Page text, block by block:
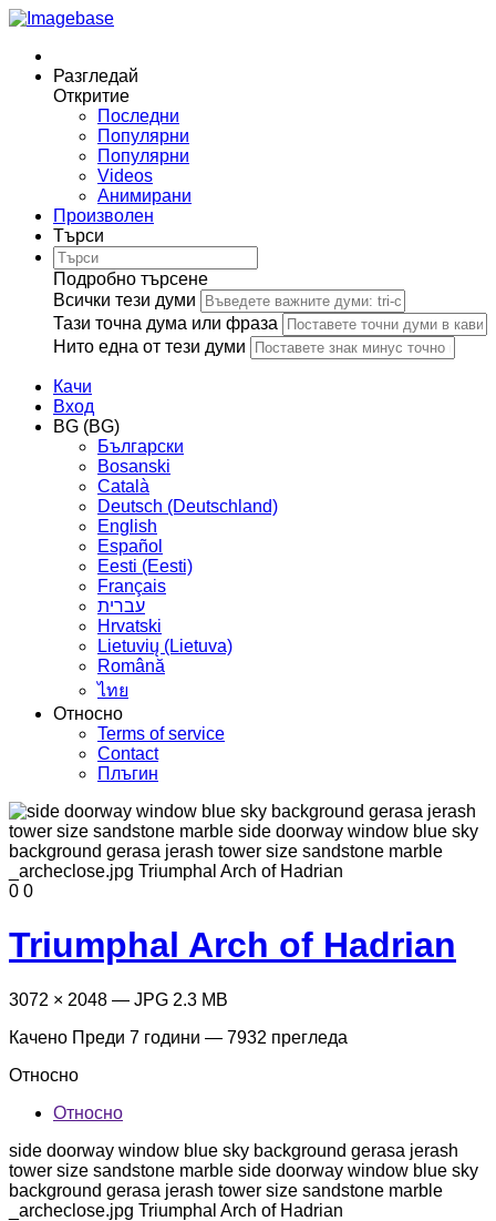
Разгледай
Откритие
Последни
Популярни
Популярни
Videos
Анимирани
Произволен
Търси
Подробно търсене
Всички тези думи
Тази точна дума или фраза
Нито една от тези думи
Качи
Вход
BG (BG)
Български
Bosanski
Сatalà
Deutsch (Deutschland)
English
Español
Eesti (Eesti)
Français
עברית
Hrvatski
Lietuvių (Lietuva)
Română
ไทย
Относно
Terms of service
Contact
Плъгин
0 0
Triumphal Arch of Hadrian
3072 × 2048 — JPG 2.3 MB
Качено Преди 7 години — 7932 прегледа
Относно
Относно
side doorway window blue sky background gerasa jerash
tower size sandstone marble side doorway window blue sky
background gerasa jerash tower size sandstone marble
_archeclose.jpg Triumphal Arch of Hadrian